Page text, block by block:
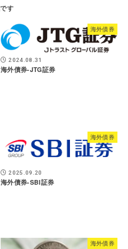
海外債券
2024.08.31
海外債券-JTG証券
海外債券
2025.09.20
海外債券-SBI証券
海外債券